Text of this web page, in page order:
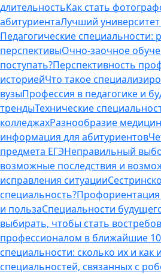
длительностьКак стать
абитуриентаЛучший университет
Педагогические специальности:
перспективыОчно-заочное
поступать?Перспективность
историейЧто такое
вузыПрофессия в педагогике и
трендыТехнические
колледжахРазнообразие
информация для абитуриентов
предмета ЕГЭНеправильный
возможные последствия и
исправления ситуации
специальность?
и пользаСпециальности
выбирать, чтобы стать
профессионалом в ближайшие
специальности: сколько их и как
специальностей, связанных с